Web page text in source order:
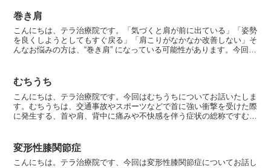
巻き肩
こんにちは、テラ治療院です。「気づくと肩が前に出ている」「姿勢
を良くしようとしてもすぐ戻る」「肩こりがなかなか改善しない」そ
んなお悩みの方は、“巻き肩” になっている可能性があります。今回
むちうち
こんにちは、テラ治療院です。今回はむちうちについてお話いたしま
す。むちうちは、交通事故やスポーツなどで首に強い衝撃を受けた際
に発生する、首や肩、背中に痛みや不快感を伴う症状の総称ですむち
変形性膝関節症
こんにちは。テラ治療院です、今回は変形性膝関節症についてお話し